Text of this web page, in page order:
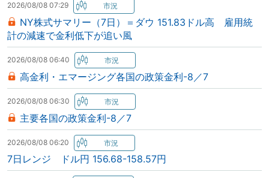
2026/08/08 07:29
NY株式サマリー（7日）＝ダウ 151.83ドル高 雇用統
計の減速で金利低下が追い風
2026/08/08 06:40
高金利・エマージング各国の政策金利-8／7
2026/08/08 06:30
主要各国の政策金利-8／7
2026/08/08 06:20
7日レンジ ドル円 156.68-158.57円